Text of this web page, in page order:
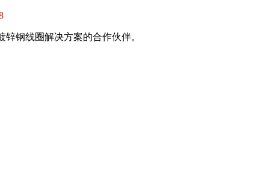
锌钢线圈解决方案的合作伙伴。